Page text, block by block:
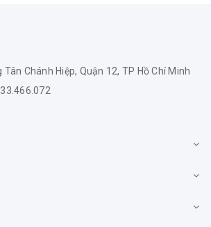
Tân Chánh Hiệp, Quận 12, TP Hồ Chí Minh